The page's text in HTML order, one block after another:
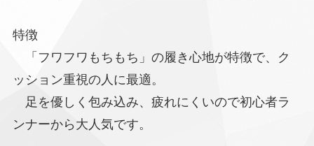
特徴
「フワフワもちもち」の履き心地が特徴で、ク
ッション重視の人に最適。
足を優しく包み込み、疲れにくいので初心者ラ
ンナーから大人気です。